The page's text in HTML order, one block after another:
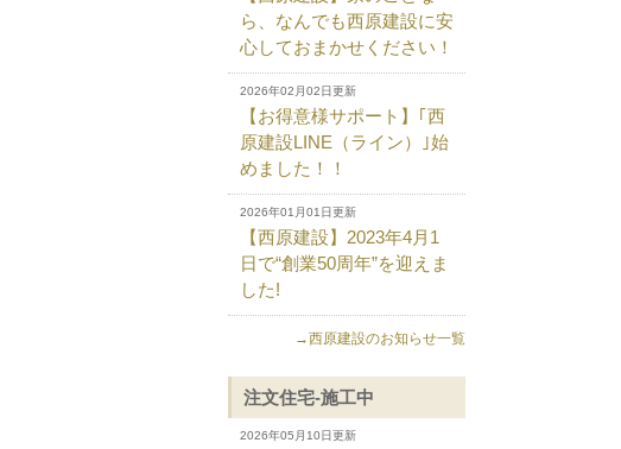
ら、なんでも西原建設に安
心しておまかせください！
2026年02月02日更新
【お得意様サポート】｢西
原建設LINE（ライン）｣始
めました！！
2026年01月01日更新
【西原建設】2023年4月1
日で“創業50周年”を迎えま
した!
→西原建設のお知らせ一覧
注文住宅-施工中
2026年05月10日更新